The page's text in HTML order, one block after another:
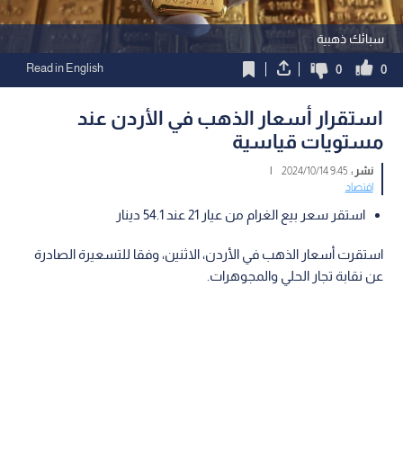
سبائك ذهبية
0
0
Read in English
استقرار أسعار الذهب في الأردن عند
مستويات قياسية
نشر :9:45 2024/10/14
|
اقتصاد
استقر سعر بيع الغرام من عيار 21 عند 54.1 دينار
استقرت أسعار الذهب في الأردن، الاثنين، وفقا للتسعيرة الصادرة
عن نقابة تجار الحلي والمجوهرات.